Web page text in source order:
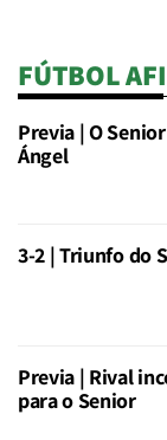
FÚTBOL
Previa | O
Ángel
3-2 | Triunfo do
Previa | Rival
para o Senior